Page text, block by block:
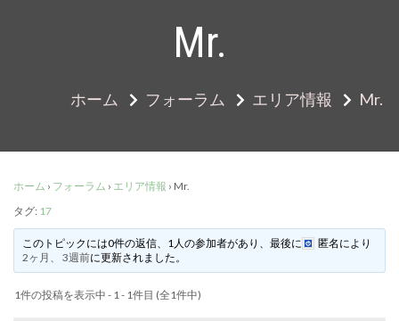
Mr.
ホーム フォーラム エリア情報 Mr.
ホーム › フォーラム › エリア情報 › Mr.
タグ: 17
このトピックには0件の返信、1人の参加者があり、最後に 匿名 により
2ヶ月、 3週前に更新されました。
1件の投稿を表示中 - 1 - 1件目 (全1件中)